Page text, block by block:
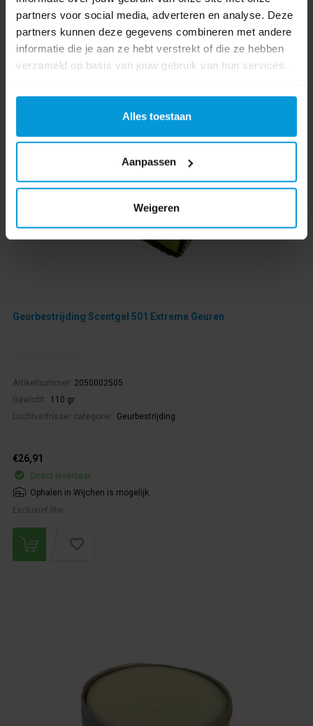
partners voor social media, adverteren en analyse. Deze
partners kunnen deze gegevens combineren met andere
informatie die je aan ze hebt verstrekt of die ze hebben
verzameld op basis van jouw gebruik van hun services.
Alles toestaan
Aanpassen
Weigeren
Geurbestrijding Scentgel 501 Extreme Geuren
Artikelnummer: 2050002505
Gewicht:
110 gr
Luchtverfrisser categorie:
Geurbestrijding
€26,91
Direct leverbaar
Ophalen in Wijchen is mogelijk.
Exclusief btw.